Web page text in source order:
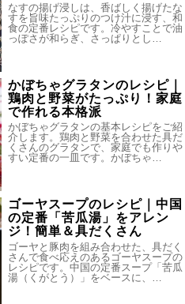
なすの揚げ浸しは、香ばしく揚げたな
すを旨味たっぷりのつけ汁に浸す、和
食の定番レシピです。冷やすことで油
っぽさが和らぎ、さっぱりとし…
かぼちゃグラタンのレシピ｜
鶏肉と野菜がたっぷり！家庭
で作れる本格派
かぼちゃグラタンの基本レシピをご紹
介します。鶏肉と野菜を合わせた具だ
くさんのグラタンで、家庭でも作りや
すい定番の一皿です。かぼちゃ…
ゴーヤスープのレシピ｜中国
の定番「苦瓜湯」をアレン
ジ！簡単＆具だくさん
ゴーヤと豚肉を組み合わせた、具だく
さんで食べ応えのあるゴーヤスープの
レシピです。中国の定番スープ「苦瓜
湯（くがとう）」をベースに、…